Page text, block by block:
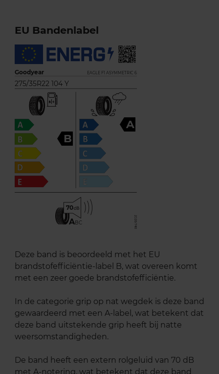
EU Bandenlabel
Goodyear EAGLE F1 ASYMMETRIC 6
275/35R22 104 Y
B
A
70
ABC
Deze band is beoordeeld met het EU
brandstofefficiëntie-label B, wat overeen komt
met een zeer goede brandstofefficiëntie.
In de categorie grip op nat wegdek is deze band
gewaardeerd met een A-label, wat betekent dat
deze band uitstekende grip heeft bij natte
weersomstandigheden.
De band heeft een extern rolgeluid van 70 dB
met A-notering, wat betekent dat deze band